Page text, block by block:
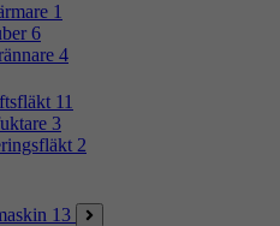
1
6
4
11
3
2
13